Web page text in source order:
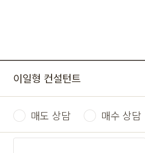
이일형 컨설턴트
매도 상담 매수 상담